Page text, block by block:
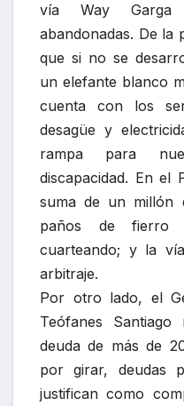
vía Way Garga
abandonadas. De la
que si no se
un elefante blanco
cuenta con los
desagüe y
rampa para
discapacidad. En el
suma de un millón
paños de fierro
cuarteando; y la
arbitraje.
Por otro lado, el
Teófanes
deuda de más de
por girar, deudas
justifican como